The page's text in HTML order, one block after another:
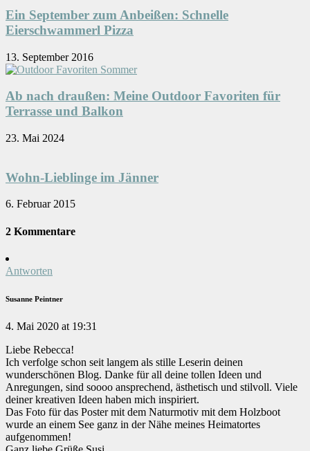
Ein September zum Anbeißen: Schnelle
Eierschwammerl Pizza
13. September 2016
Ab nach draußen: Meine Outdoor Favoriten für
Terrasse und Balkon
23. Mai 2024
Wohn-Lieblinge im Jänner
6. Februar 2015
2 Kommentare
Antworten
Susanne Peintner
4. Mai 2020 at 19:31
Liebe Rebecca!
Ich verfolge schon seit langem als stille Leserin deinen
wunderschönen Blog. Danke für all deine tollen Ideen und
Anregungen, sind soooo ansprechend, ästhetisch und stilvoll. Viele
deiner kreativen Ideen haben mich inspiriert.
Das Foto für das Poster mit dem Naturmotiv mit dem Holzboot
wurde an einem See ganz in der Nähe meines Heimatortes
aufgenommen!